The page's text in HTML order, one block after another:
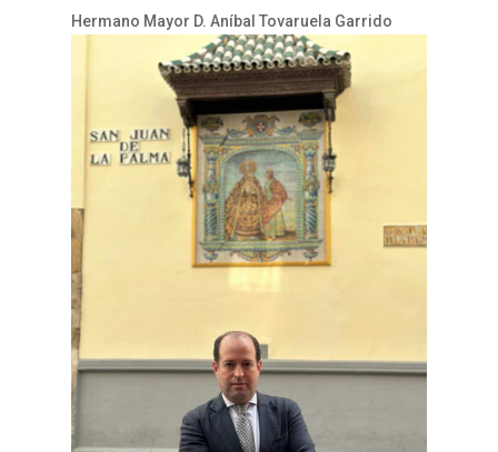
Hermano Mayor D. Aníbal Tovaruela Garrido